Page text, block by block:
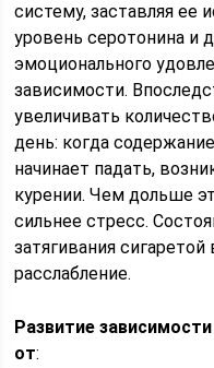
систему, заставляя ее
уровень серотонина и
эмоционального
зависимости.
увеличивать
день: когда
начинает падать,
курении. Чем дольше
сильнее стресс.
затягивания
расслабление.
Развитие
от: